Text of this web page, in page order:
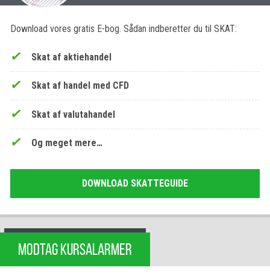
Download vores gratis E-bog. Sådan indberetter du til SKAT:
Skat af aktiehandel
Skat af handel med CFD
Skat af valutahandel
Og meget mere…
DOWNLOAD SKATTEGUIDE
MODTAG KURSALARMER